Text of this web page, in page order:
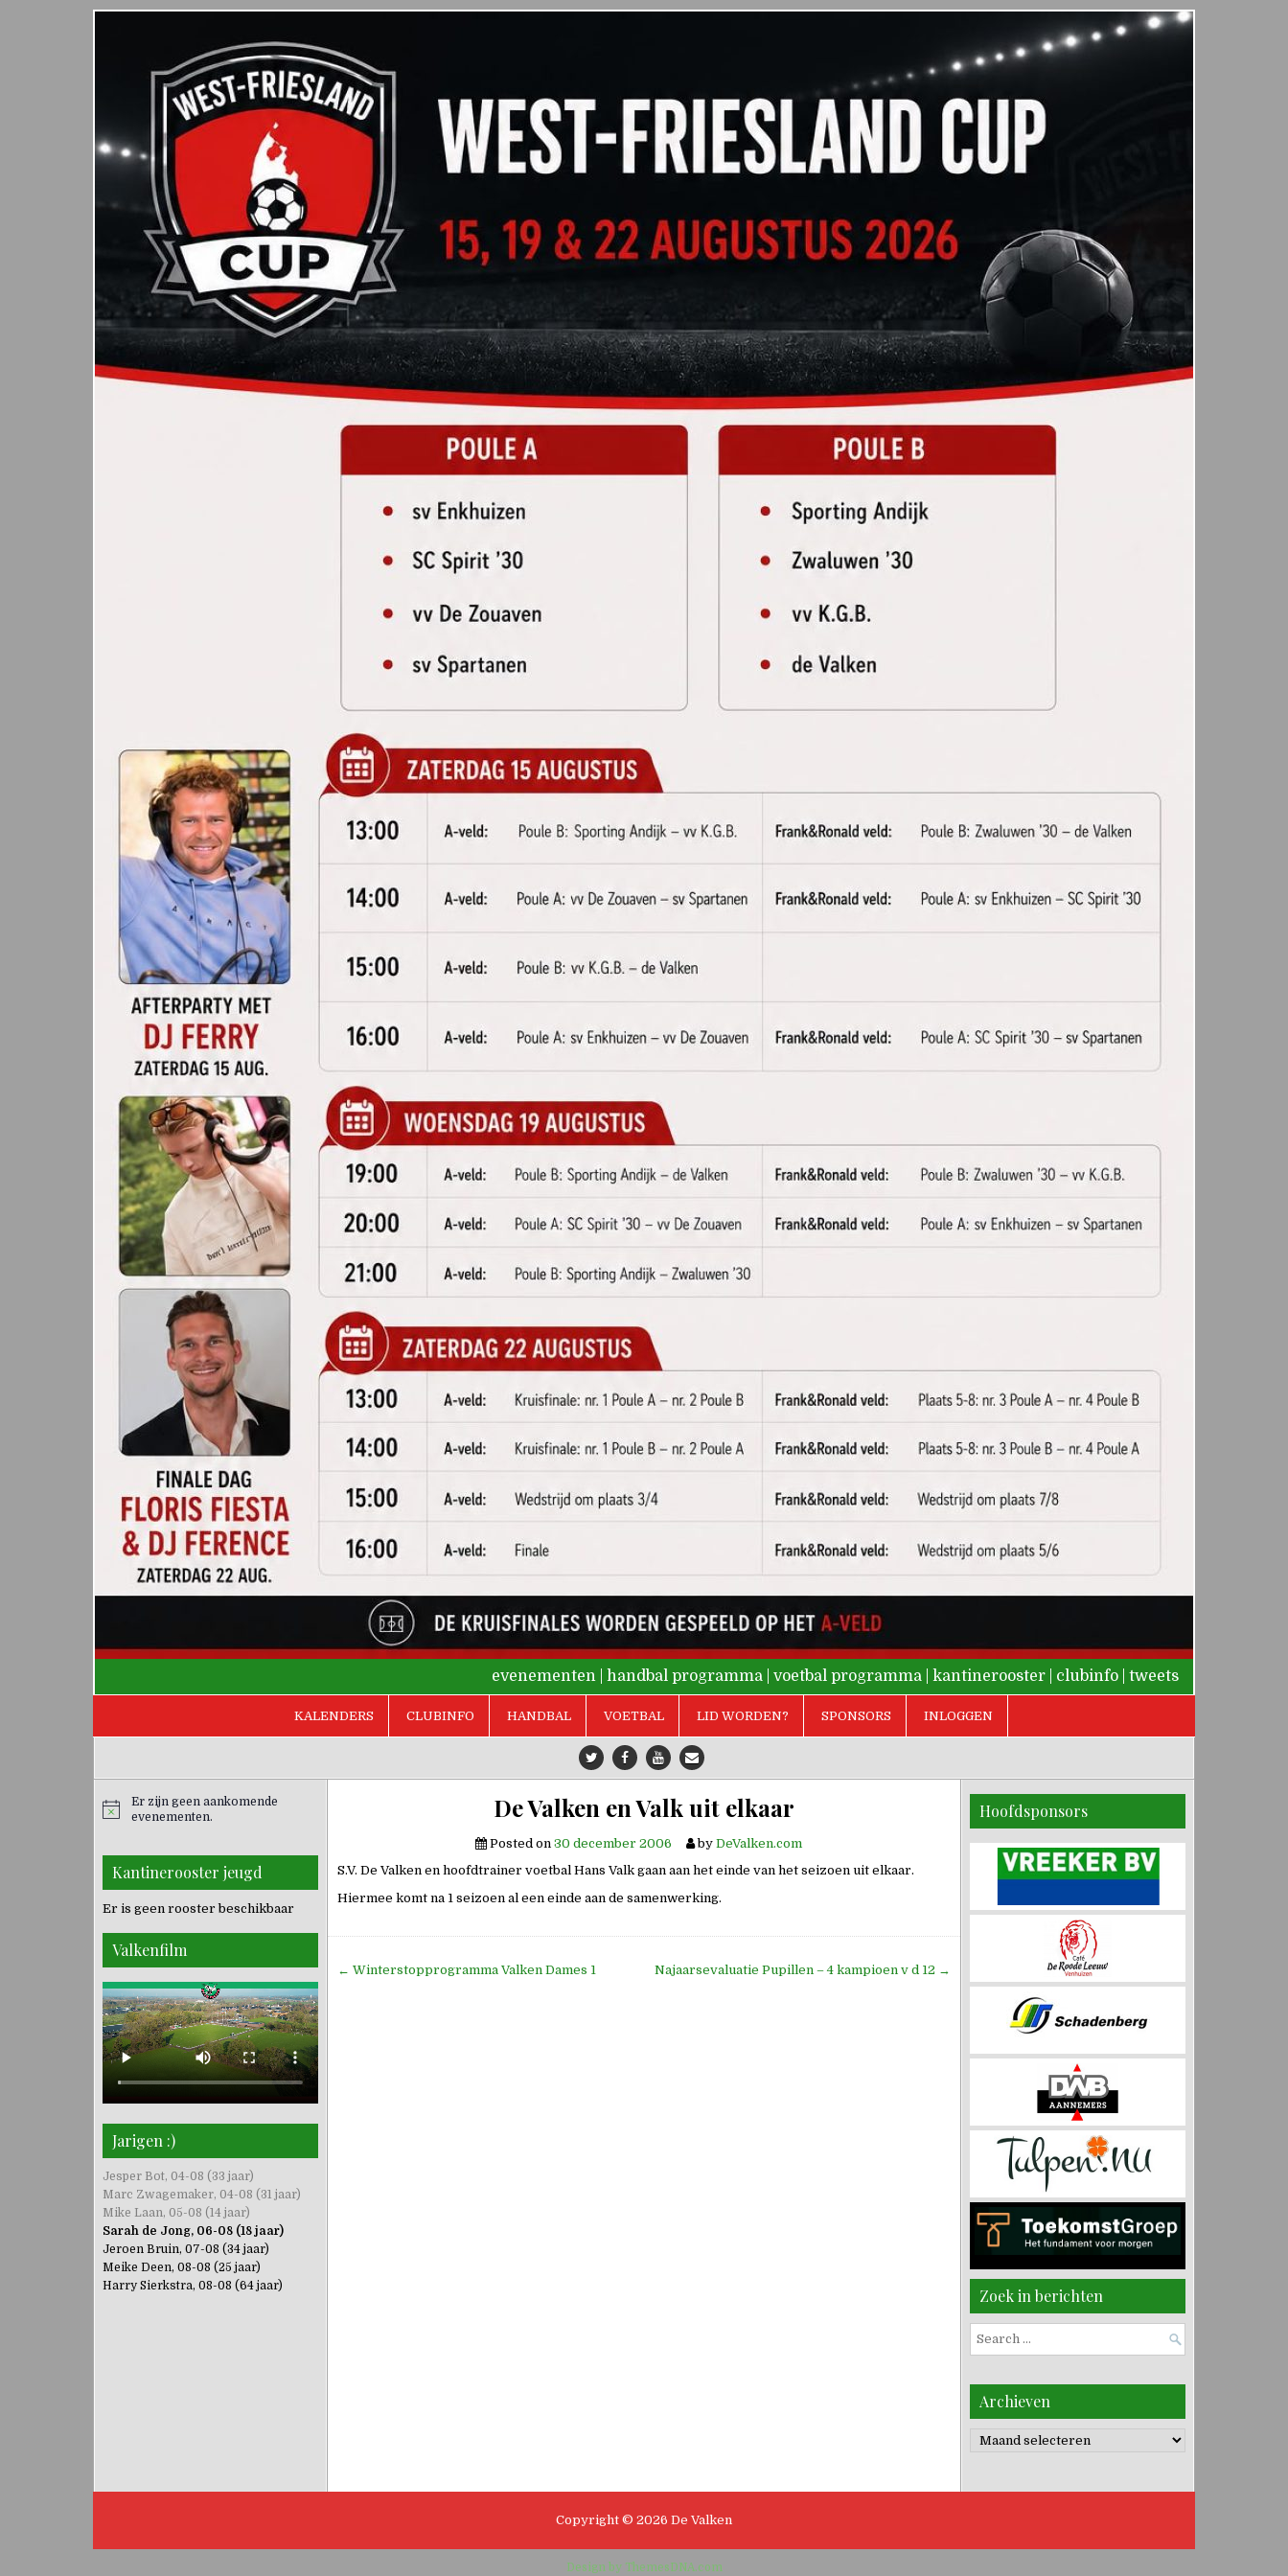
evenementen handbal programma voetbal programma kantinerooster clubinfo tweets
KALENDERS CLUBINFO HANDBAL VOETBAL LID WORDEN? SPONSORS INLOGGEN
De Valken en Valk uit elkaar
Posted on 30 december 2006 by DeValken.com
S.V. De Valken en hoofdtrainer voetbal Hans Valk gaan aan het einde van het seizoen uit elkaar.
Hiermee komt na 1 seizoen al een einde aan de samenwerking.
Bericht
← Winterstopprogramma Valken Dames 1 Najaarsevaluatie Pupillen – 4 kampioen v d 12 →
Er zijn geen aankomende
evenementen.
Kantinerooster jeugd
Er is geen rooster beschikbaar
Valkenfilm
Jarigen :)
Jesper Bot, 04-08 (33 jaar)
Marc Zwagemaker, 04-08 (31 jaar)
Mike Laan, 05-08 (14 jaar)
Sarah de Jong, 06-08 (18 jaar)
Jeroen Bruin, 07-08 (34 jaar)
Meike Deen, 08-08 (25 jaar)
Harry Sierkstra, 08-08 (64 jaar)
Hoofdsponsors
Zoek in berichten
Search
for:
Archieven
Archieven
Copyright © 2026 De Valken
Design by ThemesDNA.com